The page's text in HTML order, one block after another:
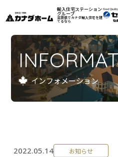
輸入住宅ステーション
グループ
滋賀県でカナダ輸入住宅を建
てるなら
私たちについて
モデルハウス
インフォメーション
お客様の声
インフォメーション
2022.05.14 お知らせ